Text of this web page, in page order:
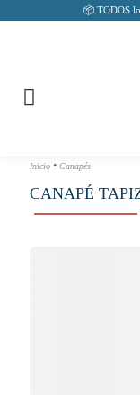
📦 TODOS
Inicio • Canapés
CANAPÉ